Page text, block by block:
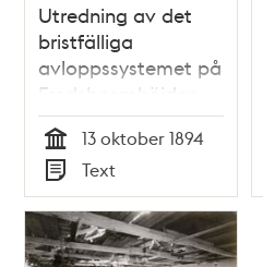
Utredning av det
bristfälliga
avloppssystemet på
Fredsborgshöjden,
vid Årstaäng,
Årstadal och
Grönbrink
Tid
13 oktober 1894
Typ
Text